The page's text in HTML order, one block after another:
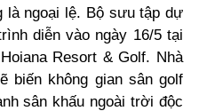
ngoại lệ. Bộ sưu tập dự
diễn vào ngày 16/5 tại
Resort & Golf. Nhà
biến không gian sân golf
sân khấu ngoài trời độc